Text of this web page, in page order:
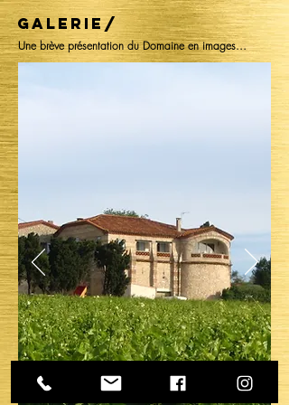
GALERIE/
Une brève présentation du Domaine en images...